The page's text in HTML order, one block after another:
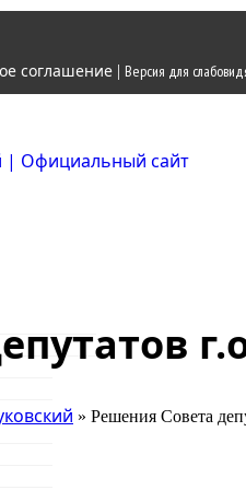
соглашение | Версия для
» Решения Совета